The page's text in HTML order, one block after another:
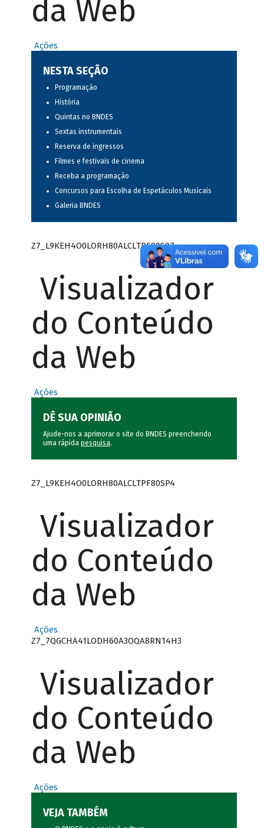
da Web
Ações
NESTA SEÇÃO
Programação
História
Quintas no BNDES
Sextas instrumentais
Reserva de ingressos
Filmes e festivais de cinema
Receba a programação
Concursos para Escolha de Espetáculos Musicais
Galeria BNDES
Z7_L9KEH4O0LORH80ALCLTPF80S97
Visualizador
do Conteúdo
da Web
Ações
DÊ SUA OPINIÃO
Ajude-nos a aprimorar o site do BNDES preenchendo
uma rápida pesquisa.
Z7_L9KEH4O0LORH80ALCLTPF80SP4
Visualizador
do Conteúdo
da Web
Ações
Z7_7QGCHA41LODH60A3OQA8RN14H3
Visualizador
do Conteúdo
da Web
Ações
VEJA TAMBÉM